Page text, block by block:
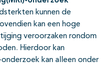
kunnen de
kan een hoge
veroorzaken rondom
Hierdoor kan
kan alleen onder